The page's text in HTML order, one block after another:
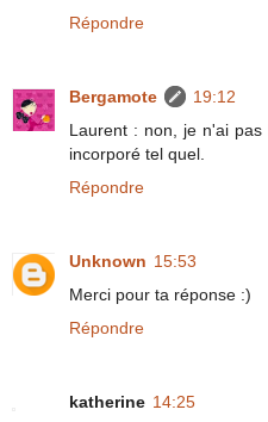
Répondre
Bergamote
19:12
Laurent : non, je n'ai
incorporé tel quel.
Répondre
Unknown 15:53
Merci pour ta réponse :)
Répondre
katherine 14:25